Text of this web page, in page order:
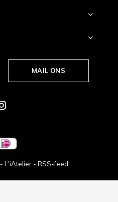
MAIL ONS
- L'iAtelier - RSS-feed